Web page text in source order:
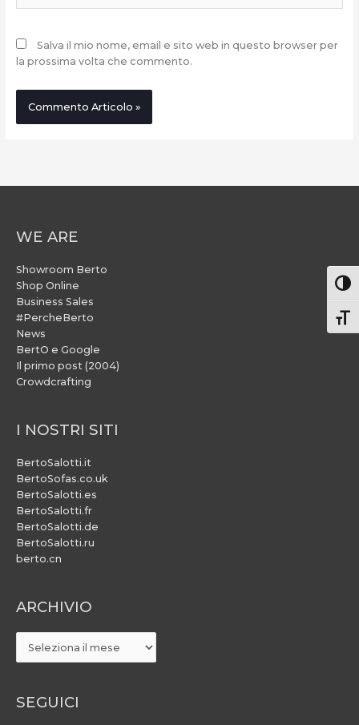
Salva il mio nome, email e sito web in questo browser per
la prossima volta che commento.
WE ARE
Showroom Berto
Shop Online
Business Sales
#PercheBerto
News
BertO e Google
Il primo post (2004)
Crowdcrafting
I NOSTRI SITI
BertoSalotti.it
BertoSofas.co.uk
BertoSalotti.es
BertoSalotti.fr
BertoSalotti.de
BertoSalotti.ru
berto.cn
ARCHIVIO
ARCHIVIO
SEGUICI